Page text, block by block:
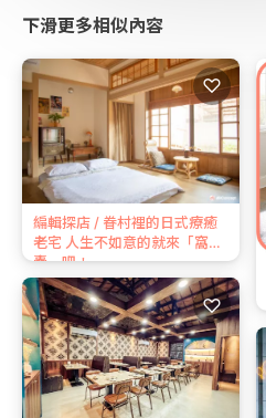
下滑更多相似內容
編輯探店 / 眷村裡的日式療癒
老宅 人生不如意的就來「窩
囊」吧！
♡
♡